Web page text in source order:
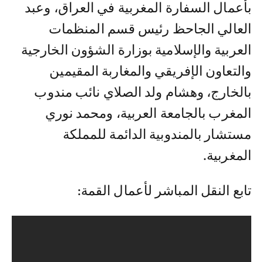
بأعمال السفارة المغربية في العراق، وعبد
العالي الجاحظ رئيس قسم المنظمات
العربية والإسلامية بوزارة الشؤون الخارجية
والتعاون الإفريقي والمغاربة المقيمين
بالخارج، وهشام ولد الصلاي نائب مندوب
المغرب بالجامعة العربية، ومحمد نوري
مستشار بالمندوبية الدائمة للمملكة
المغربية.
تابع النقل المباشر لأعمال القمة: